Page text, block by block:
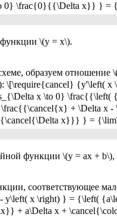
0} \frac{0}{{\Delta x}} } =
\(y = x\).
образуем
\[\require{cancel} {y'\left(
x \to 0}
+ \Delta
x}}} } =
функции \(y = ax + b\),
соответствующее
y\left( x \right) } = {\left(
+ a\Delta x +